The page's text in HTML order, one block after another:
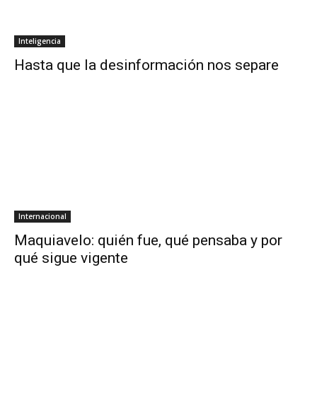
Inteligencia
Hasta que la desinformación nos separe
Internacional
Maquiavelo: quién fue, qué pensaba y por
qué sigue vigente